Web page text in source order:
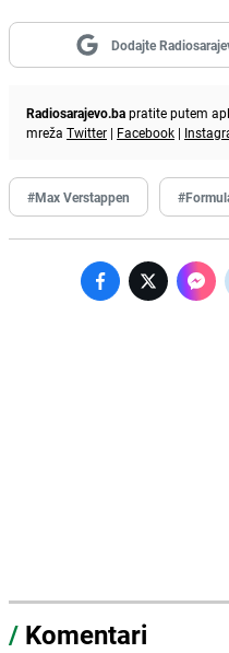
Dodajte
Radiosarajevo.bapratite putem
mreža Twitter | Facebook |
#Max Verstappen
/ Komentari